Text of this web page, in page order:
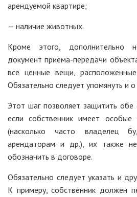
арендуемой квартире;
— наличие животных.
Кроме этого, дополнительно
документ приема-передачи
все ценные вещи,
Обязательно следует упомянуть и
Этот шаг позволяет защитить
если собственник имеет особые
(насколько часто владелец
арендаторам и др.), их также
обозначить в договоре.
Обязательно следует указать и
К примеру, собственник должен